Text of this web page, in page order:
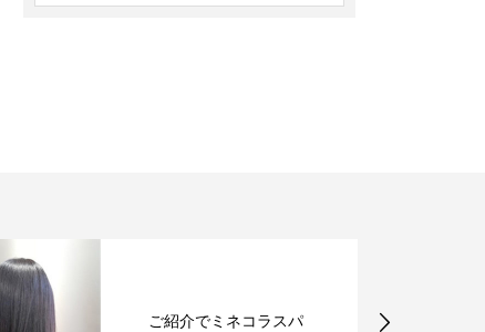
紫外線予防